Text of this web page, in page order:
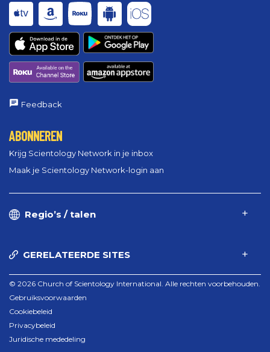
Feedback
ABONNEREN
Krijg Scientology Network in je inbox
Maak je Scientology Network-login aan
Regio’s / talen
GERELATEERDE SITES
© 2026 Church of Scientology International. Alle rechten voorbehouden.
Gebruiksvoorwaarden
Cookiebeleid
Privacybeleid
Juridische mededeling